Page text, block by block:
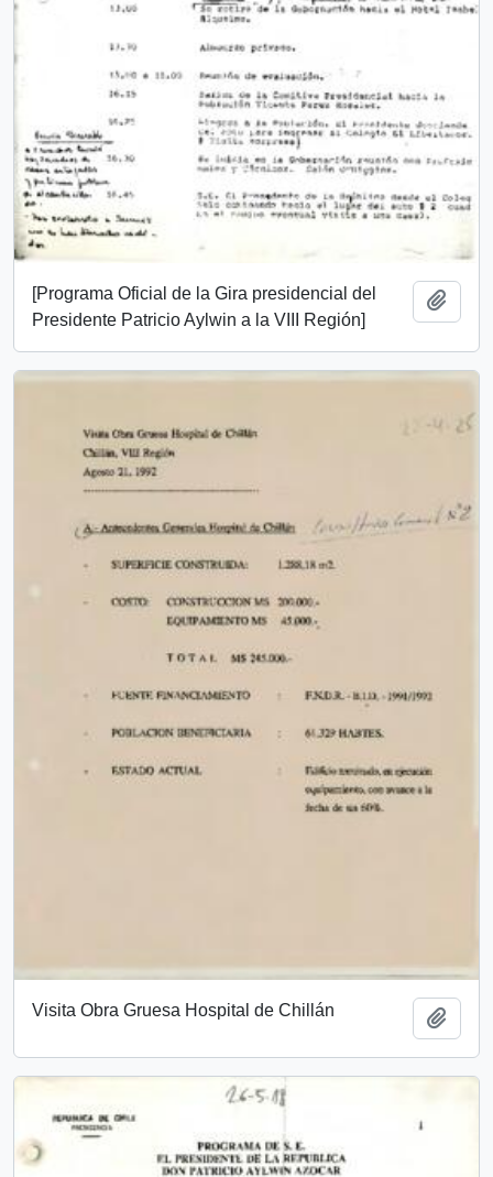
[Programa Oficial de la Gira presidencial del
Presidente Patricio Aylwin a la VIII Región]
Visita Obra Gruesa Hospital de Chillán